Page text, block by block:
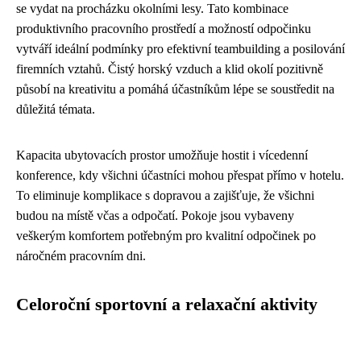
se vydat na procházku okolními lesy. Tato kombinace
produktivního pracovního prostředí a možností odpočinku
vytváří ideální podmínky pro efektivní teambuilding a posilování
firemních vztahů. Čistý horský vzduch a klid okolí pozitivně
působí na kreativitu a pomáhá účastníkům lépe se soustředit na
důležitá témata.
Kapacita ubytovacích prostor umožňuje hostit i vícedenní
konference, kdy všichni účastníci mohou přespat přímo v hotelu.
To eliminuje komplikace s dopravou a zajišťuje, že všichni
budou na místě včas a odpočatí. Pokoje jsou vybaveny
veškerým komfortem potřebným pro kvalitní odpočinek po
náročném pracovním dni.
Celoroční sportovní a relaxační aktivity